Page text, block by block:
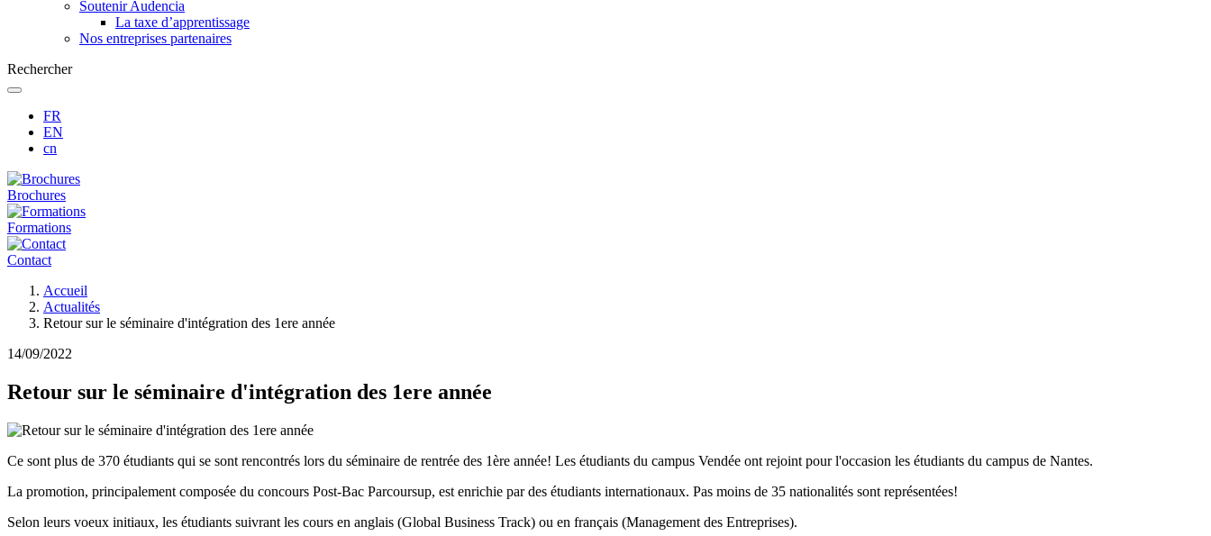
Soutenir Audencia
La taxe d’apprentissage
Nos entreprises partenaires
Rechercher
FR
EN
cn
Brochures
Formations
Contact
d'Ariane
Accueil
Actualités
Retour sur le séminaire d'intégration des 1ere année
14/09/2022
Retour sur le séminaire d'intégration des 1ere année
Ce sont plus de 370 étudiants qui se sont rencontrés lors du séminaire de rentrée des 1ère année! Les étudiants du campus Vendée ont rejoint pour l'occasion les étudiants du campus de Nantes.
La promotion, principalement composée du concours Post-Bac Parcoursup, est enrichie par des étudiants internationaux. Pas moins de 35 nationalités sont représentées!
Selon leurs voeux initiaux, les étudiants suivrant les cours en anglais (Global Business Track) ou en français (Management des Entreprises).